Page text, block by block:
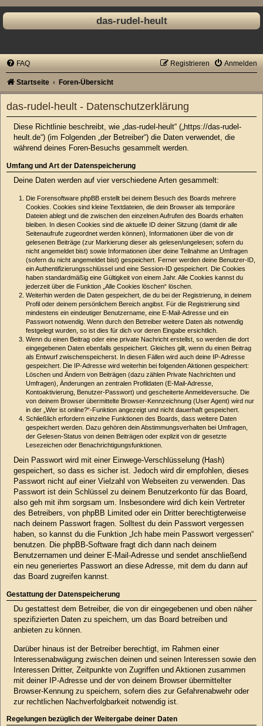
das-rudel-heult
FAQ Anmelden
Registrieren
Startseite Foren-Übersicht
das-rudel-heult - Datenschutzerklärung
Diese Richtlinie beschreibt, wie „das-rudel-heult“ („https://das-rudel-
heult.de“) (im Folgenden „der Betreiber“) die Daten verwendet, die
während deines Foren-Besuchs gesammelt werden.
Umfang und Art der Datenspeicherung
Deine Daten werden auf vier verschiedene Arten gesammelt:
Die Forensoftware phpBB erstellt bei deinem Besuch des Boards mehrere
Cookies. Cookies sind kleine Textdateien, die dein Browser als temporäre
Dateien ablegt und die zwischen den einzelnen Aufrufen des Boards erhalten
bleiben. In diesen Cookies sind die aktuelle ID deiner Sitzung (damit dir alle
Seitenaufrufe zugeordnet werden können), Informationen über die von dir
gelesenen Beiträge (zur Markierung dieser als gelesen/ungelesen; sofern du
nicht angemeldet bist) sowie Informationen über deine Teilnahme an Umfragen
(sofern du nicht angemeldet bist) gespeichert. Ferner werden deine Benutzer-ID,
ein Authentifizierungsschlüssel und eine Session-ID gespeichert. Die Cookies
haben standardmäßig eine Gültigkeit von einem Jahr. Alle Cookies kannst du
jederzeit über die Funktion „Alle Cookies löschen“ löschen.
Weiterhin werden die Daten gespeichert, die du bei der Registrierung, in deinem
Profil oder deinem persönlichem Bereich angibst. Für die Registrierung sind
mindestens ein eindeutiger Benutzername, eine E-Mail-Adresse und ein
Passwort notwendig. Wenn durch den Betreiber weitere Daten als notwendig
festgelegt wurden, so ist dies für dich vor deren Eingabe ersichtlich.
Wenn du einen Beitrag oder eine private Nachricht erstellst, so werden die dort
eingegebenen Daten ebenfalls gespeichert. Gleiches gilt, wenn du einen Beitrag
als Entwurf zwischenspeicherst. In diesen Fällen wird auch deine IP-Adresse
gespeichert. Die IP-Adresse wird weiterhin bei folgenden Aktionen gespeichert:
Löschen und Ändern von Beiträgen (dazu zählen Private Nachrichten und
Umfragen), Änderungen an zentralen Profildaten (E-Mail-Adresse,
Kontoaktivierung, Benutzer-Passwort) und gescheiterte Anmeldeversuche. Die
von deinem Browser übermittelte Browser-Kennzeichnung (User Agent) wird nur
in der „Wer ist online?“-Funktion angezeigt und nicht dauerhaft gespeichert.
Schließlich erfordern einzelne Funktionen des Boards, dass weitere Daten
gespeichert werden. Dazu gehören dein Abstimmungsverhalten bei Umfragen,
der Gelesen-Status von deinen Beiträgen oder explizit von dir gesetzte
Lesezeichen oder Benachrichtigungsfunktionen.
Dein Passwort wird mit einer Einwege-Verschlüsselung (Hash)
gespeichert, so dass es sicher ist. Jedoch wird dir empfohlen, dieses
Passwort nicht auf einer Vielzahl von Webseiten zu verwenden. Das
Passwort ist dein Schlüssel zu deinem Benutzerkonto für das Board,
also geh mit ihm sorgsam um. Insbesondere wird dich kein Vertreter
des Betreibers, von phpBB Limited oder ein Dritter berechtigterweise
nach deinem Passwort fragen. Solltest du dein Passwort vergessen
haben, so kannst du die Funktion „Ich habe mein Passwort vergessen“
benutzen. Die phpBB-Software fragt dich dann nach deinem
Benutzernamen und deiner E-Mail-Adresse und sendet anschließend
ein neu generiertes Passwort an diese Adresse, mit dem du dann auf
das Board zugreifen kannst.
Gestattung der Datenspeicherung
Du gestattest dem Betreiber, die von dir eingegebenen und oben näher
spezifizierten Daten zu speichern, um das Board betreiben und
anbieten zu können.
Darüber hinaus ist der Betreiber berechtigt, im Rahmen einer
Interessenabwägung zwischen deinen und seinen Interessen sowie den
Interessen Dritter, Zeitpunkte von Zugriffen und Aktionen zusammen
mit deiner IP-Adresse und der von deinem Browser übermittelter
Browser-Kennung zu speichern, sofern dies zur Gefahrenabwehr oder
zur rechtlichen Nachverfolgbarkeit notwendig ist.
Regelungen bezüglich der Weitergabe deiner Daten